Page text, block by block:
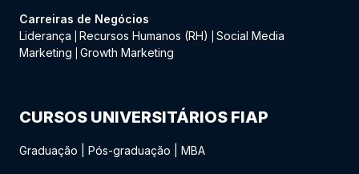
Carreiras de Negócios
Liderança
Recursos Humanos (RH)
Social Media
Marketing
Growth Marketing
CURSOS UNIVERSITÁRIOS FIAP
Graduação Pós-graduação MBA